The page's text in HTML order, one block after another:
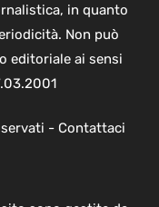
in quanto
Non può
editoriale ai sensi
- Contattaci